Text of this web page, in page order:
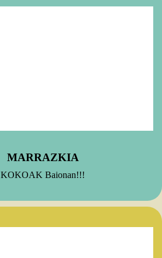
MARRAZKIA
KOKOAK Baionan!!!